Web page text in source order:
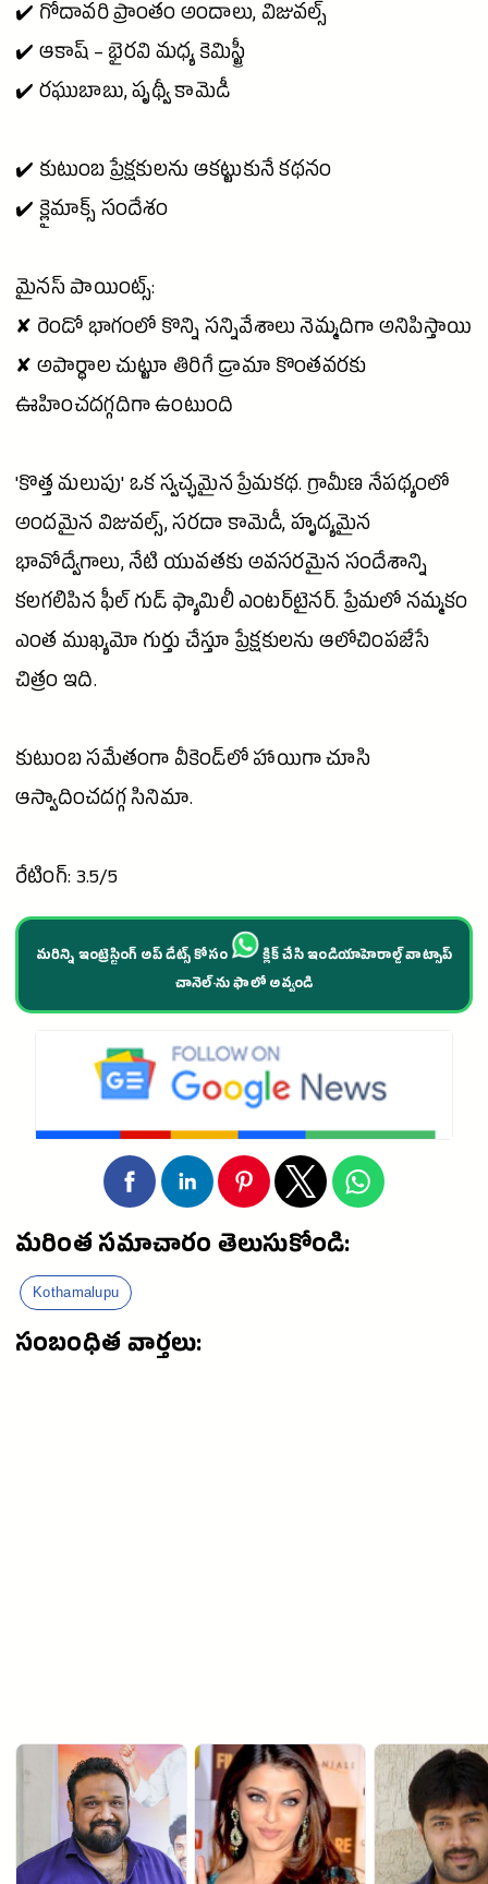
✔️ గోదావరిప్రాంతం అందాలు, విజువల్స్
✔️ ఆకాష్– భైరవి మధ్య కెమిస్ట్రీ
✔️ రఘుబాబు,పృథ్వీకామెడీ
✔️ కుటుంబ ప్రేక్షకులను ఆకట్టుకునే కథనం
✔️ క్లైమాక్స్ సందేశం
మైనస్ పాయింట్స్:
✘ రెండో భాగంలో కొన్ని సన్నివేశాలు నెమ్మదిగా అనిపిస్తాయి
✘ అపార్థాల చుట్టూ తిరిగే డ్రామా కొంతవరకు
ఊహించదగ్గదిగా ఉంటుంది
'కొత్త మలుపు' ఒక స్వచ్ఛమైన ప్రేమకథ. గ్రామీణ నేపథ్యంలో
అందమైన విజువల్స్, సరదాకామెడీ, హృద్యమైన
భావోద్వేగాలు, నేటి యువతకు అవసరమైన సందేశాన్ని
కలగలిపిన ఫీల్ గుడ్ ఫ్యామిలీ ఎంటర్‌టైనర్. ప్రేమలో నమ్మకం
ఎంత ముఖ్యమో గుర్తు చేస్తూ ప్రేక్షకులను ఆలోచింపజేసే
చిత్రం ఇది.
కుటుంబ సమేతంగా వీకెండ్‌లో హాయిగా చూసి
ఆస్వాదించదగ్గ సినిమా.
రేటింగ్: 3.5/5
మరిన్ని ఇంట్రెస్టింగ్ అప్ డేట్స్ కోసం
క్లిక్ చేసి ఇండియాహెరాల్డ్ వాట్సాప్
చానెల్·ను ఫాలో అవ్వండి
మరింత సమాచారం తెలుసుకోండి:
Kothamalupu
సంబంధిత వార్తలు: